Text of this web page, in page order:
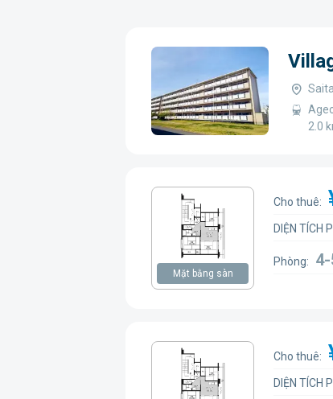
2.0
Mặt bằng sàn
Cho thuê:
DIỆN TÍCH
Phòng:
Cho thuê:
DIỆN TÍCH